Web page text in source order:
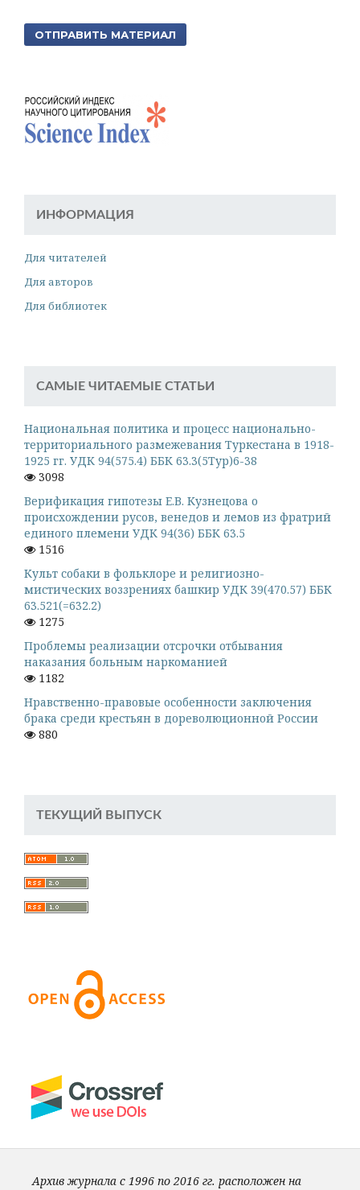
ОТПРАВИТЬ МАТЕРИАЛ
ИНФОРМАЦИЯ
Для читателей
Для авторов
Для библиотек
САМЫЕ ЧИТАЕМЫЕ СТАТЬИ
Национальная политика и процесс национально-
территориального размежевания Туркестана в 1918-
1925 гг. УДК 94(575.4) ББК 63.3(5Тур)6-38
3098
Верификация гипотезы Е.В. Кузнецова о
происхождении русов, венедов и лемов из фратрий
единого племени УДК 94(36) ББК 63.5
1516
Культ собаки в фольклоре и религиозно-
мистических воззрениях башкир УДК 39(470.57) ББК
63.521(=632.2)
1275
Проблемы реализации отсрочки отбывания
наказания больным наркоманией
1182
Нравственно-правовые особенности заключения
брака среди крестьян в дореволюционной России
880
ТЕКУЩИЙ ВЫПУСК
Архив журнала с 1996 по 2016 гг. расположен на